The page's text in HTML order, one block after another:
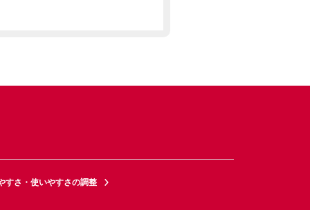
すさ・使いやすさの調整